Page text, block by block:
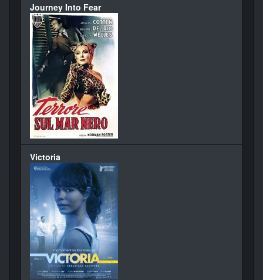
Journey Into Fear
Victoria